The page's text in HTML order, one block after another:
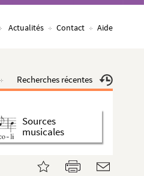
Actualités Contact Aide
Recherches récentes
Sources
musicales